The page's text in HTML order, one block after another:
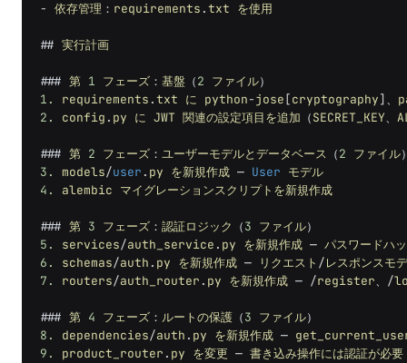
- 依存管理 ： requirements .txt を使用
## 実行計画
### 第 1 フェーズ ： 基盤 （2 ファイル）
1.
requirements .txt に python-jose [cryptography] 、
2.
config . py に JWT 関連の設定項目を追加 （SECRET_KEY、
### 第 2 フェーズ ： ユーザーモデルとデータベース （2 ファイル
3.
models/user . py を新規作成 — User モデル
4.
alembic マイグレーションスクリプトを新規作成
### 第 3 フェーズ ： 認証ロジック （3 ファイル）
5.
services/auth_service . py を新規作成 — パスワードハ
6.
schemas/auth . py を新規作成 — リクエスト /レスポンスモ
7.
routers/auth_router . py を新規作成 — /register、 /
### 第 4 フェーズ ： ルートの保護 （3 ファイル）
8.
dependencies/auth . py を新規作成 —
9.
product_router . py を変更 — 書き込み操作には認証が必要